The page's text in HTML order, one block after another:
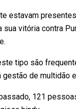
estavam
sua vitória contra
tipo são
gestão de multidão
121